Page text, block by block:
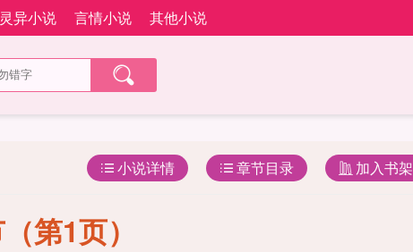
灵异小说 言情小说 其他小说
加入书架
章节目录
小说详情
第1页）